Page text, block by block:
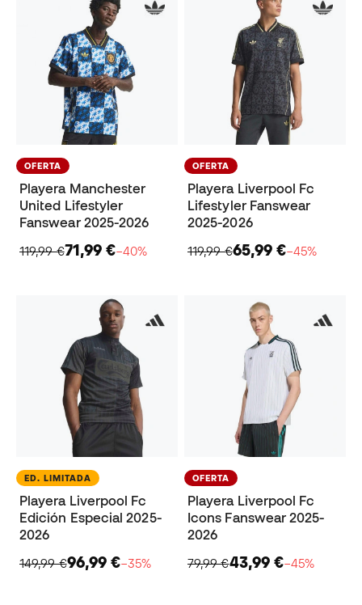
OFERTA
Playera Manchester
United Lifestyler
Fanswear 2025-2026
119,99 €71,99 €−40%
OFERTA
Playera Liverpool Fc
Lifestyler Fanswear
2025-2026
119,99 €65,99 €−45%
ED. LIMITADA
Playera Liverpool Fc
Edición Especial 2025-
2026
149,99 €96,99 €−35%
OFERTA
Playera Liverpool Fc
Icons Fanswear 2025-
2026
79,99 €43,99 €−45%